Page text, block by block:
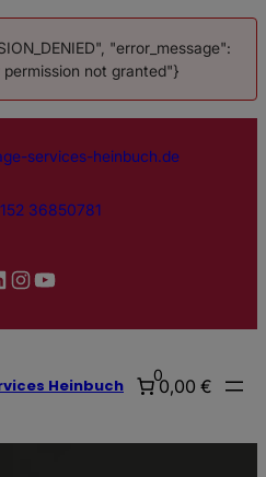
"error_message":
not granted"}
services-heinbuch.de
36850781
InstagramYouTube
Heinbuch
0
0,00 €